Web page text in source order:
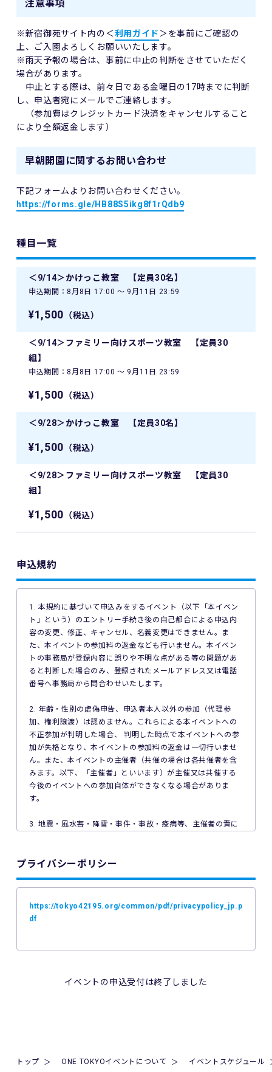
注意事項
※新宿御苑サイト内の＜利用ガイド＞を事前にご確認の
上、ご入園よろしくお願いいたします。
※雨天予報の場合は、事前に中止の判断をさせていただく
場合があります。
中止とする際は、前々日である金曜日の17時までに判断
し、申込者宛にメールでご連絡します。
（参加費はクレジットカード決済をキャンセルすること
により全額返金します）
早朝開園に関するお問い合わせ
下記フォームよりお問い合わせください。
https://forms.gle/HB88S5ikg8f1rQdb9
種目一覧
＜9/14＞かけっこ教室 【定員30名】
申込期間：8月8日 17:00 〜 9月11日 23:59
¥1,500 （税込）
＜9/14＞ファミリー向けスポーツ教室 【定員30
組】
申込期間：8月8日 17:00 〜 9月11日 23:59
¥1,500 （税込）
＜9/28＞かけっこ教室 【定員30名】
¥1,500 （税込）
＜9/28＞ファミリー向けスポーツ教室 【定員30
組】
¥1,500 （税込）
申込規約
1. 本規約に基づいて申込みをするイベント（以下「本イベン
ト」という）のエントリー手続き後の自己都合による申込内
容の変更、修正、キャンセル、名義変更はできません。ま
た、本イベントの参加料の返金なども行いません。本イベン
トの事務局が登録内容に誤りや不明な点がある等の問題があ
ると判断した場合のみ、登録されたメールアドレス又は電話
番号へ事務局から問合わせいたします。
2. 年齢・性別の虚偽申告、申込者本人以外の参加（代理参
加、権利譲渡）は認めません。これらによる本イベントへの
不正参加が判明した場合、 判明した時点で本イベントへの参
加が失格となり、本イベントの参加料の返金は一切行いませ
ん。また、本イベントの主催者（共催の場合は各共催者を含
みます。以下、「主催者」といいます）が主催又は共催する
今後のイベントへの参加自体ができなくなる場合がありま
す。
3. 地震・風水害・降雪・事件・事故・疫病等、主催者の責に
トへのエントリーができない場合があります。ご利用の端末
の非対応、インターネット回線の不具合などにより本イベン
トへのエントリーができなかったことについて、主催者は一
5. 公共交通機関の遅延、道路事情その他いかなる理由による
一切責任を負わず、本イベントの参加料の返金等は一切行い
に際し、主催者に故意又は重過失がある場合を除き、主催者
プライバシーポリシー
https://tokyo42195.org/common/pdf/privacypolicy_jp.p
df
イベントの申込受付は終了しました
トップ ONE TOKYOイベントについて イベントスケジュール